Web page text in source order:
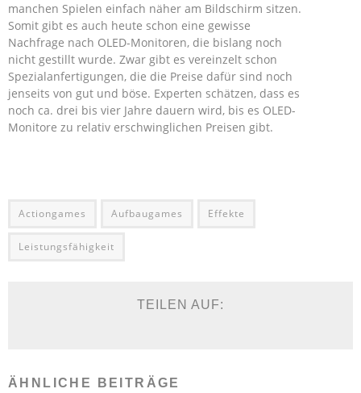
manchen Spielen einfach näher am Bildschirm sitzen.
Somit gibt es auch heute schon eine gewisse
Nachfrage nach OLED-Monitoren, die bislang noch
nicht gestillt wurde. Zwar gibt es vereinzelt schon
Spezialanfertigungen, die die Preise dafür sind noch
jenseits von gut und böse. Experten schätzen, dass es
noch ca. drei bis vier Jahre dauern wird, bis es OLED-
Monitore zu relativ erschwinglichen Preisen gibt.
Actiongames Aufbaugames Effekte
Leistungsfähigkeit
TEILEN AUF:
ÄHNLICHE BEITRÄGE